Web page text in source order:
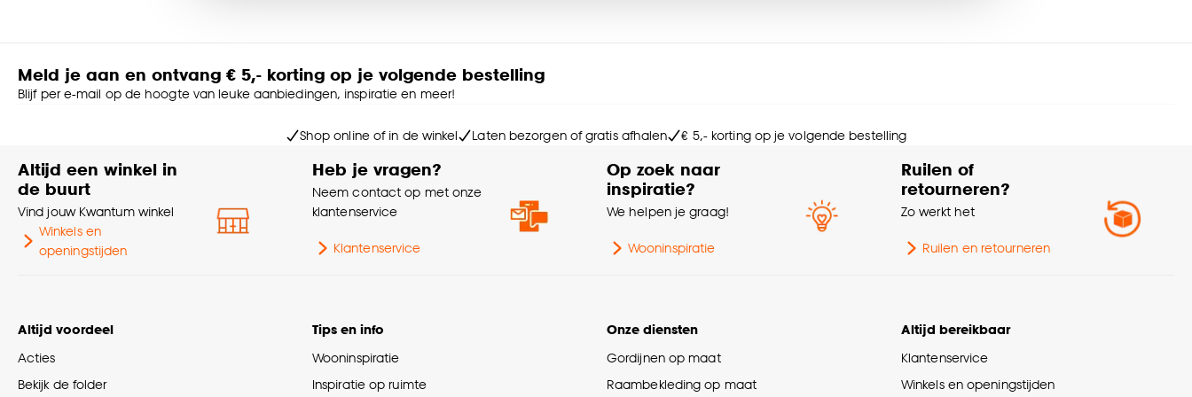
E27 fitting
230 V
Woonkamer, Eetkamer,
Meld je aan en ontvang € 5,- korting op je volgende bestelling
Blijf per e-mail op de hoogte van leuke aanbiedingen, inspiratie en meer!
Shop online of in de winkel Laten bezorgen of gratis afhalen € 5,- korting op je volgende bestelling
Altijd een winkel in
de buurt
Vind jouw Kwantum winkel
Winkels en
openingstijden
Heb je vragen?
Neem contact op met onze
klantenservice
Klantenservice
Op zoek naar
inspiratie?
We helpen je graag!
Wooninspiratie
Ruilen of
retourneren?
Zo werkt het
Ruilen en retourneren
Altijd voordeel
Acties
Bekijk de folder
Tips en info
Wooninspiratie
Inspiratie op ruimte
Onze diensten
Gordijnen op maat
Raambekleding op maat
Altijd bereikbaar
Klantenservice
Winkels en openingstijden